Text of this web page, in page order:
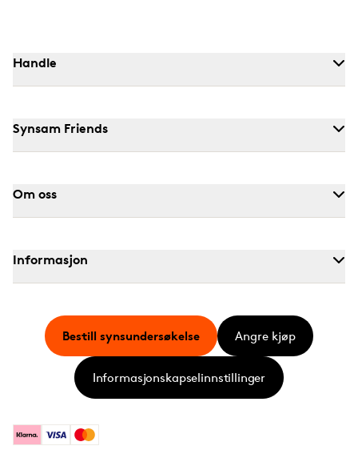
Handle
Synsam Friends
Om oss
Informasjon
KlarnaVisa Mastercard
Bestill synsundersøkelse Angre kjøp
Informasjonskapselinnstillinger